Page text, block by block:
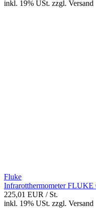
inkl. 19% USt. zzgl. Versand
Fluke
Infrarotthermometer
225,01 EUR / St.
inkl. 19% USt. zzgl. Versand